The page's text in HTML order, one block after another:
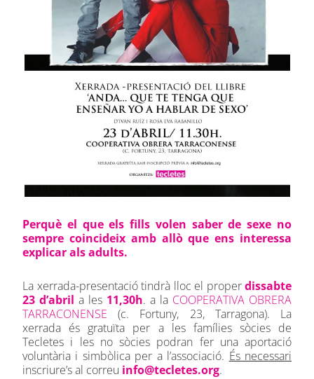
Perquè el que els fills volen saber de sexe no
sempre coincideix amb allò que ens interessa
explicar als adults.
La xerrada-presentació tindrà lloc el properdissabte
23 d’abril a les 11,30h. a la COOPERATIVA OBRERA
TARRACONENSE (c. Fortuny, 23, Tarragona). La
xerrada és gratuïta per a les famílies sòcies de
Tecletes i les no sòcies podran fer una aportació
voluntària i simbòlica per a l’associació. És necessari
inscriure’s al correu info@tecletes.org.